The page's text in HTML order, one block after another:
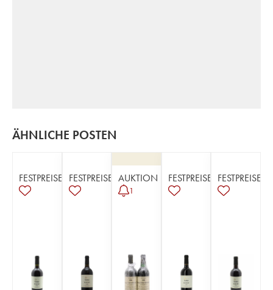
ÄHNLICHE POSTEN
FESTPREISE FESTPREISE AUKTION
1
FESTPREISE FESTPREISE